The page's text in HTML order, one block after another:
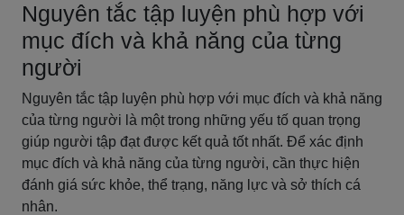
Nguyên tắc tập luyện phù hợp với
mục đích và khả năng của từng
người
Nguyên tắc tập luyện phù hợp với mục đích và khả năng
của từng người là một trong những yếu tố quan trọng
giúp người tập đạt được kết quả tốt nhất. Để xác định
mục đích và khả năng của từng người, cần thực hiện
đánh giá sức khỏe, thể trạng, năng lực và sở thích cá
nhân.